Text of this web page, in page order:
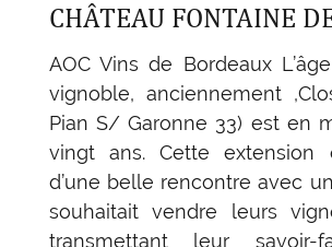
CHÂTEAU FONTAINE
AOC Vins de Bordeaux
vignoble, anciennement
Pian S/ Garonne 33) est en
vingt ans. Cette
d’une belle rencontre avec
souhaitait vendre leurs
transmettant leur savoir-